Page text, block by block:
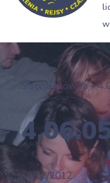
Strona główna»
30/12/2012